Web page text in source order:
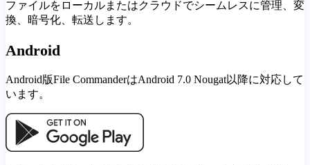
ファイルをローカルまたはクラウドでシームレスに管理、変
換、暗号化、転送します。
Android
Android版File CommanderはAndroid 7.0 Nougat以降に対応して
います。